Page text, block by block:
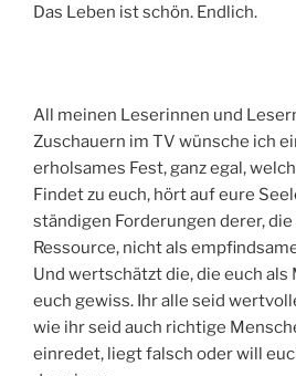
Das Leben ist schön. Endlich.
All meinen Leserinnen und
Zuschauern im TV wünsche ich
erholsames Fest, ganz egal,
Findet zu euch, hört auf eure
ständigen Forderungen derer, die
Ressource, nicht als
Und wertschätzt die, die euch als
euch gewiss. Ihr alle seid
wie ihr seid auch richtige
einredet, liegt falsch oder will